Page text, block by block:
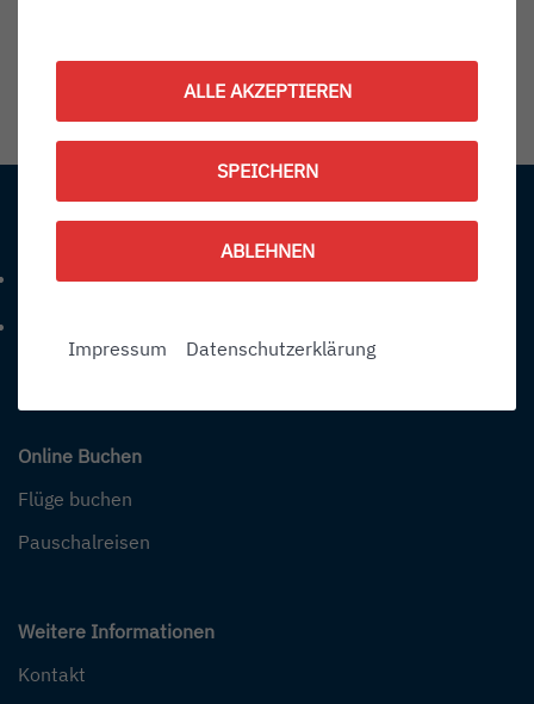
+499994702343
E-mail
email@email.de
+49 (0) 7541-284 0
Telefonnummer: 4 9 0 7 5 4 1 2 8 4 0
E-Mail Adresse: info@bodensee-airport.eu
Online Buchen
Flüge buchen
Pauschalreisen
Weitere Informationen
Kontakt
ALLE AKZEPTIEREN
SPEICHERN
ABLEHNEN
Impressum Datenschutzerklärung